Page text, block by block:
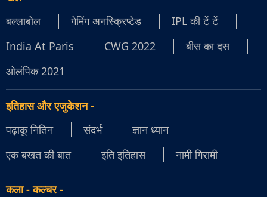
बल्लाबोल
गेमिंग अनस्क्रिप्टेड
IPL की टें टें
India At Paris
CWG 2022
बीस का दस
ओलंपिक 2021
इतिहास और एजुकेशन-
पढ़ाकू नितिन
संदर्भ
ज्ञान ध्यान
एक बखत की बात
इति इतिहास नामी गिरामी
कला - कल्चर-